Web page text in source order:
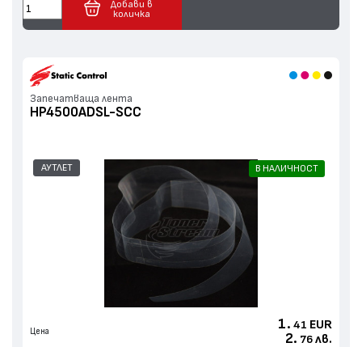
Добави в
количка
Запечатваща лента
HP4500ADSL-SCC
АУТЛЕТ В НАЛИЧНОСТ
Цена 1. 41 EUR
2. 76 лв.